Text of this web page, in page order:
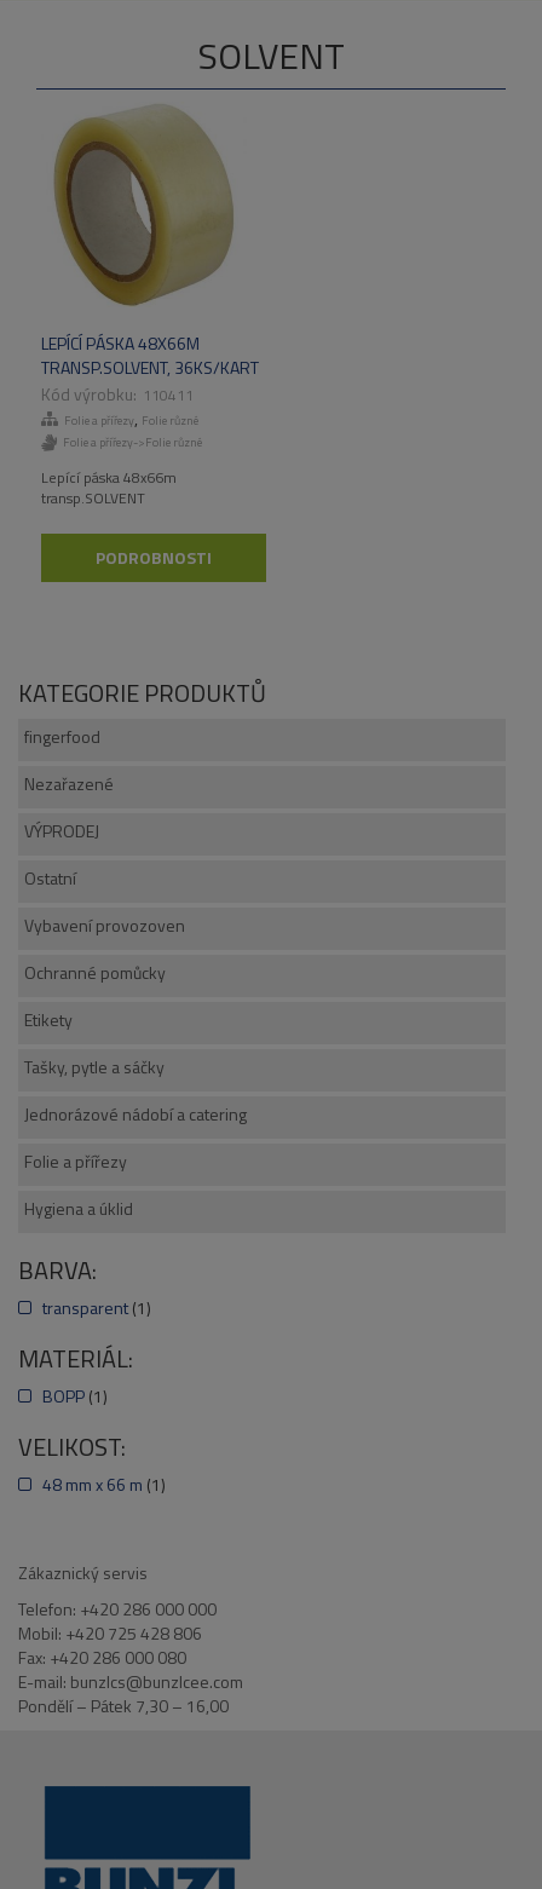
SOLVENT
LEPÍCÍ PÁSKA 48X66M
TRANSP.SOLVENT, 36KS/KART
110411
Folie a přířezy, Folie různé
Folie a přířezy->Folie různé
Lepící páska 48x66m
transp.SOLVENT
PODROBNOSTI
KATEGORIE PRODUKTŮ
fingerfood
Nezařazené
VÝPRODEJ
Ostatní
Vybavení provozoven
Ochranné pomůcky
Etikety
Tašky, pytle a sáčky
Jednorázové nádobí a catering
Folie a přířezy
Hygiena a úklid
BARVA:
transparent (1)
MATERIÁL:
BOPP (1)
VELIKOST:
48 mm x 66 m (1)
Zákaznický servis
Telefon: +420 286 000 000
Mobil: +420 725 428 806
Fax: +420 286 000 080
E-mail: bunzlcs@bunzlcee.com
Pondělí – Pátek 7,30 – 16,00